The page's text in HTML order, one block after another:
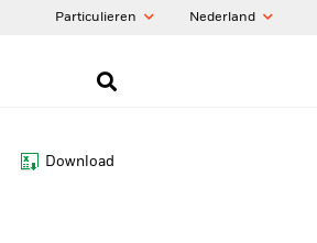
Particulieren Nederland
Download